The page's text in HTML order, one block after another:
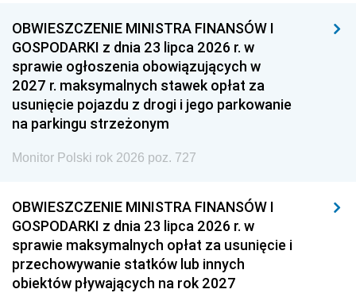
OBWIESZCZENIE MINISTRA FINANSÓW I
GOSPODARKI z dnia 23 lipca 2026 r. w
sprawie ogłoszenia obowiązujących w
2027 r. maksymalnych stawek opłat za
usunięcie pojazdu z drogi i jego parkowanie
na parkingu strzeżonym
Monitor Polski rok 2026 poz. 727
OBWIESZCZENIE MINISTRA FINANSÓW I
GOSPODARKI z dnia 23 lipca 2026 r. w
sprawie maksymalnych opłat za usunięcie i
przechowywanie statków lub innych
obiektów pływających na rok 2027